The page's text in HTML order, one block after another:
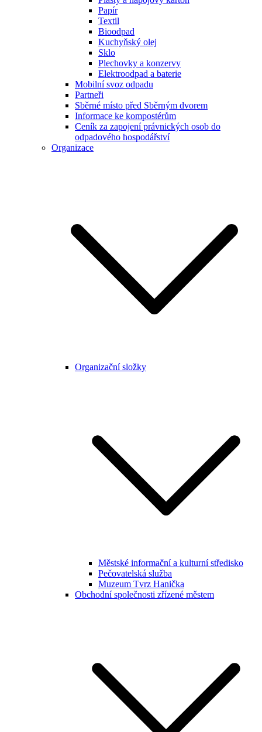
Papír
Textil
Bioodpad
Kuchyňský olej
Sklo
Plechovky a konzervy
Elektroodpad a baterie
Mobilní svoz odpadu
Partneři
Sběrné místo před Sběrným dvorem
Informace ke kompostérům
Ceník za zapojení právnických osob do
odpadového hospodářství
Organizace
Organizační složky
Městské informační a kulturní středisko
Pečovatelská služba
Muzeum Tvrz Hanička
Obchodní společnosti zřízené městem